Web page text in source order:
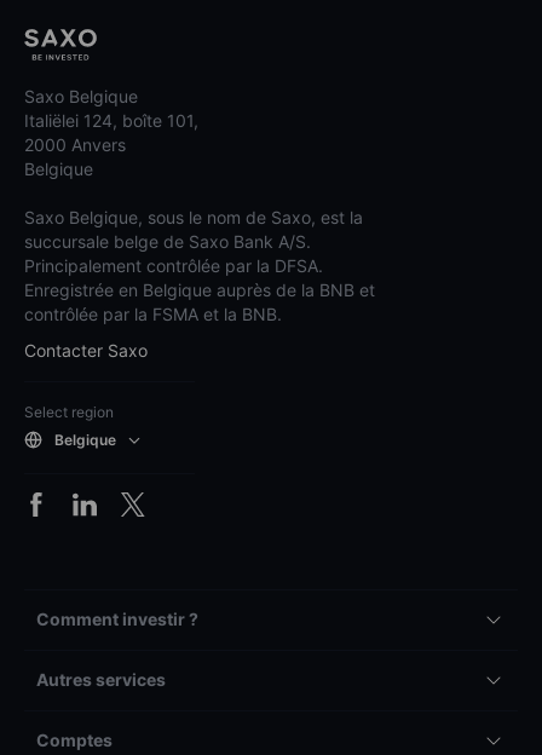
Saxo Belgique
Italiëlei 124, boîte 101,
2000 Anvers
Belgique
Saxo Belgique, sous le nom de Saxo, est la
succursale belge de Saxo Bank A/S.
Principalement contrôlée par la DFSA.
Enregistrée en Belgique auprès de la BNB et
contrôlée par la FSMA et la BNB.
Contacter Saxo
Select region
Belgique
Comment investir ?
Autres services
Comptes